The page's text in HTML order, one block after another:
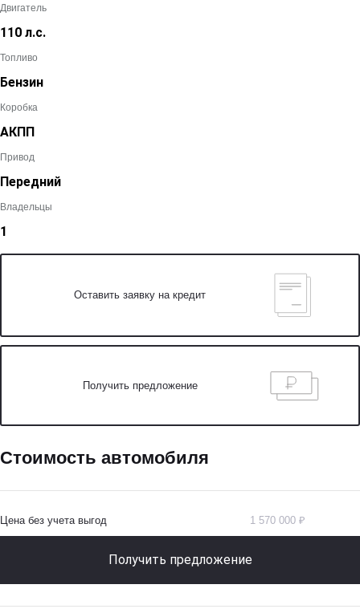
Двигатель
110 л.с.
Топливо
Бензин
Коробка
АКПП
Привод
Передний
Владельцы
1
Оставить заявку на кредит
Получить предложение
Стоимость автомобиля
Цена без учета выгод 1 570 000 ₽
Получить предложение